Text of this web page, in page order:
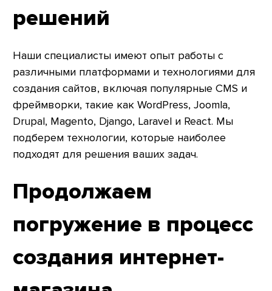
решений
Наши специалисты имеют опыт работы с
различными платформами и технологиями для
создания сайтов, включая популярные CMS и
фреймворки, такие как WordPress, Joomla,
Drupal, Magento, Django, Laravel и React. Мы
подберем технологии, которые наиболее
подходят для решения ваших задач.
Продолжаем
погружение в процесс
создания интернет-